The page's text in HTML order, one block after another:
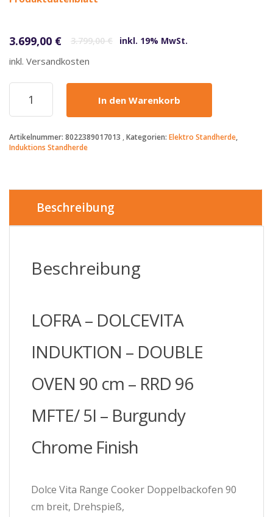
3.799,00€
3.699,00 € inkl. 19% MwSt.
inkl. Versandkosten
LOFRA
3699€
DOLCEVITA
INDUKTION
OVEN
-
MFTE/
Chrome
Menge
In den Warenkorb
Artikelnummer: 8022389017013 Kategorien: Elektro Standherde,
Induktions Standherde
Beschreibung
Beschreibung
LOFRA – DOLCEVITA
INDUKTION – DOUBLE
OVEN 90 cm – RRD 96
MFTE/ 5I – Burgundy
Chrome Finish
Dolce Vita Range Cooker Doppelbackofen 90
cm breit, Drehspieß,